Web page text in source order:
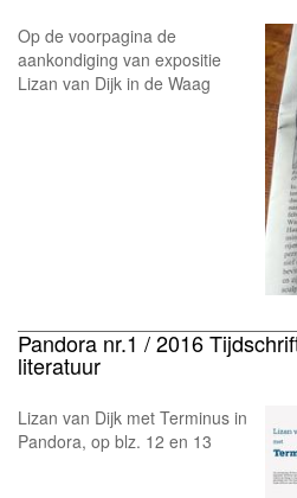
Op de voorpagina de
aankondiging van expositie
Lizan van Dijk in de Waag
Pandora nr.1 / 2016
literatuur
Lizan van Dijk met Terminus in
Pandora, op blz. 12 en 13